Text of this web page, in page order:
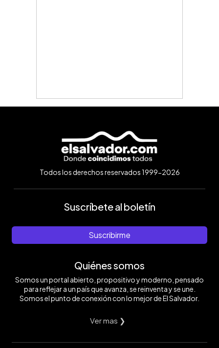
Todos los derechos reservados 1999-2026
Suscríbete al boletín
Suscribirme
Quiénes somos
Somos un portal abierto, propositivo y moderno, pensado
para reflejar a un país que avanza, se reinventa y se une.
Somos el punto de conexión con lo mejor de El Salvador.
Ver mas ❯